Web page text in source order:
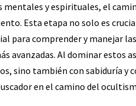
mentales y espirituales, el
Esta etapa no solo es
para comprender y manejar
avanzadas. Al dominar estos
sino también con sabiduría y
en el camino del